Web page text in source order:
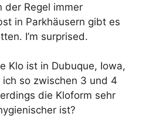
der Regel immer
in Parkhäusern gibt es
I’m surprised.
Klo ist in Dubuque, Iowa,
ich so zwischen 3 und 4
die Kloform sehr
ist?